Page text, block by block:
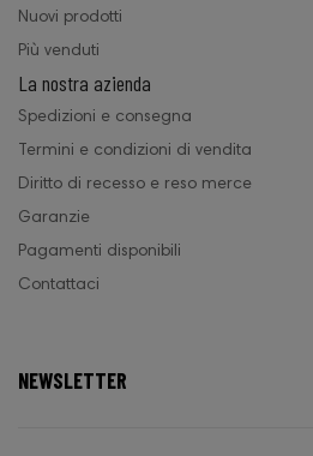
Nuovi prodotti
Più venduti
La nostra azienda
Spedizioni e consegna
Termini e condizioni di vendita
Diritto di recesso e reso merce
Garanzie
Pagamenti disponibili
Contattaci
NEWSLETTER